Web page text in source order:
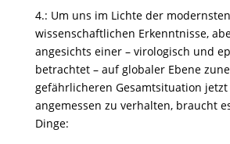
4.: Um uns im Lichte der modernsten
wissenschaftlichen Erkenntnisse,
angesichts einer – virologisch und
betrachtet – auf globaler Ebene
gefährlicheren Gesamtsituation
angemessen zu verhalten, braucht
Dinge: